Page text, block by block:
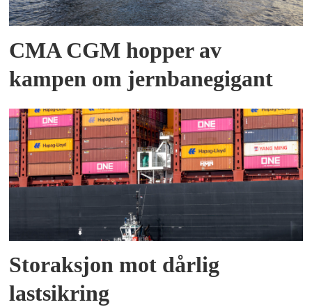
CMA CGM hopper av
kampen om jernbanegigant
Storaksjon mot dårlig
lastsikring